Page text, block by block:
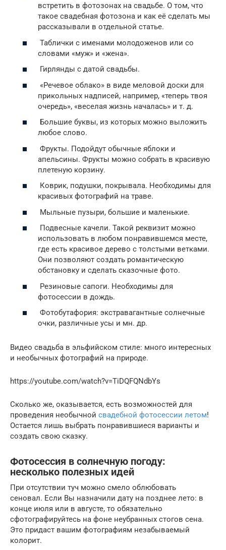
встретить в фотозонах на свадьбе. О том, что
такое свадебная фотозона и как её сделать мы
рассказывали в отдельной статье.
Таблички с именами молодоженов или со
словами «муж» и «жена».
Гирлянды с датой свадьбы.
«Речевое облако» в виде меловой доски для
прикольных надписей, например, «теперь твоя
очередь», «веселая жизнь началась» и т. д.
Большие буквы, из которых можно выложить
любое слово.
Фрукты. Подойдут обычные яблоки и
апельсины. Фрукты можно собрать в красивую
плетеную корзину.
Коврик, подушки, покрывала. Необходимы для
красивых фотографий на траве.
Мыльные пузыри, большие и маленькие.
Подвесные качели. Такой реквизит можно
использовать в любом понравившемся месте,
где есть красивое дерево с толстыми ветками.
Они позволяют создать романтическую
обстановку и сделать сказочные фото.
Резиновые сапоги. Необходимы для
фотосессии в дождь.
Фотобутафория: экстравагантные солнечные
очки, различные усы и мн. др.
Видео свадьба в эльфийском стиле: много интересных
и необычных фотографий на природе.
https://youtube.com/watch?v=TiDQFQNdbYs
Сколько же, оказывается, есть возможностей для
проведения необычной свадебной фотосессии летом!
Остается лишь выбрать понравившиеся варианты и
создать свою сказку.
Фотосессия в солнечную погоду:
несколько полезных идей
При отсутствии туч можно смело облюбовать
сеновал. Если Вы назначили дату на позднее лето: в
конце июля или в августе, то обязательно
сфотографируйтесь на фоне неубранных стогов сена.
Это придаст вашим фотографиям незабываемый
колорит.